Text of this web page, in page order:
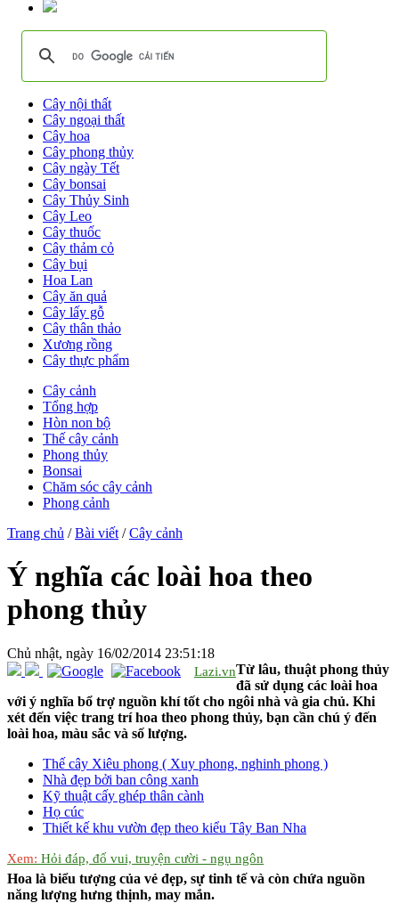
Cây nội thất
Cây ngoại thất
Cây hoa
Cây phong thủy
Cây ngày Tết
Cây bonsai
Cây Thủy Sinh
Cây Leo
Cây thuốc
Cây thảm cỏ
Cây bụi
Hoa Lan
Cây ăn quả
Cây lấy gỗ
Cây thân thảo
Xương rồng
Cây thực phẩm
Cây cảnh
Tổng hợp
Hòn non bộ
Thế cây cảnh
Phong thủy
Bonsai
Chăm sóc cây cảnh
Phong cảnh
Trang chủ /Bài viết /Cây cảnh
Ý nghĩa các loài hoa theo
phong thủy
Chủ nhật, ngày 16/02/2014 23:51:18
Lazi.vnTừ lâu, thuật phong thủy
đã sử dụng các loài hoa
với ý nghĩa bổ trợ nguồn khí tốt cho ngôi nhà và gia chủ. Khi
xét đến việc trang trí hoa theo phong thủy, bạn cần chú ý đến
loài hoa, màu sắc và số lượng.
Thế cây Xiêu phong ( Xuy phong, nghinh phong )
Nhà đẹp bởi ban công xanh
Kỹ thuật cấy ghép thân cành
Họ cúc
Thiết kế khu vườn đẹp theo kiểu Tây Ban Nha
Xem: Hỏi đáp, đố vui, truyện cười - ngụ ngôn
Hoa là biểu tượng của vẻ đẹp, sự tinh tế và còn chứa nguồn
năng lượng hưng thịnh, may mắn.